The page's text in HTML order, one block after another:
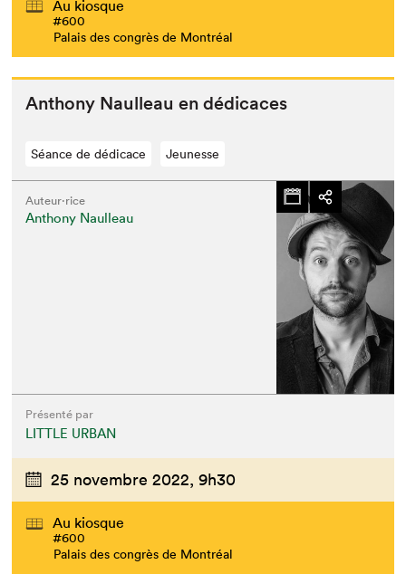
Au kiosque
#600
Palais des congrès de Montréal
Antho­ny Naul­leau en dédicaces
Séance de dédicace Jeunesse
Auteur·rice
Anthony Naulleau
Présenté par
LITTLE URBAN
25 novembre 2022, 9h30
Au kiosque
#600
Palais des congrès de Montréal